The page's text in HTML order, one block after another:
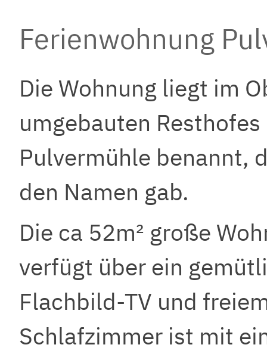
Ferienwohnung
Die Wohnung liegt im
umgebauten
Pulvermühle benannt,
den Namen gab.
Die ca 52m² große
verfügt über ein
Flachbild-TV und
Schlafzimmer ist mit